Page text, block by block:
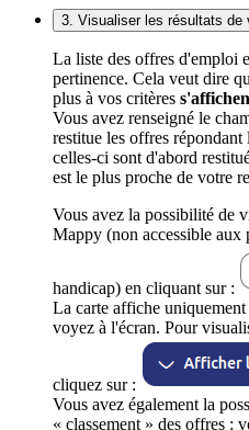
3. Visualiser les résultats de
La liste des offres d'emploi
pertinence. Cela veut dire
plus à vos critères
Vous avez renseigné le
restitue les offres
celles-ci sont d'abord
est le plus proche de votre
Vous avez la possibilité de
Mappy (non accessible aux
handicap) en cliquant sur :
La carte affiche
voyez à l'écran. Pour
cliquez sur :
Vous avez également la
« classement » des offres :